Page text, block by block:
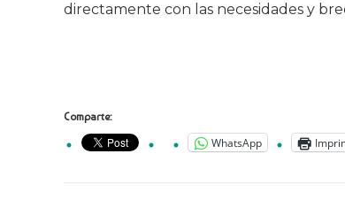
directamente con las necesidades y
Comparte:
WhatsApp